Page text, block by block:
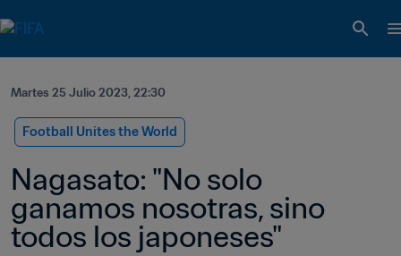
Martes 25 Julio 2023, 22:30
Football Unites the World
Nagasato: "No solo
ganamos nosotras, sino
todos los japoneses"